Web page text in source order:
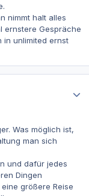
nimmt halt alles
ernstere Gespräche
in unlimited ernst
Was möglich ist,
man sich
und dafür jedes
Dingen
größere Reise